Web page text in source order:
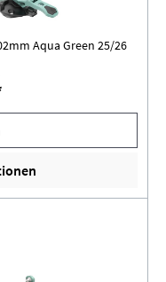
Aqua Green 25/26